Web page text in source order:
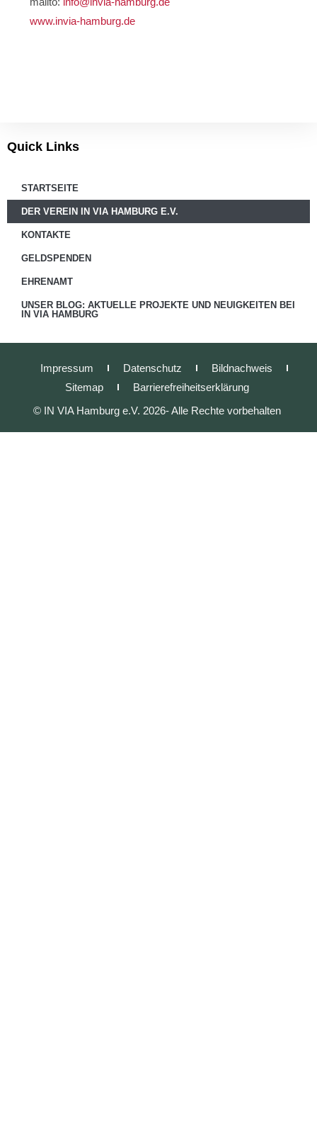
www.invia-hamburg.de
Quick Links
STARTSEITE
DER VEREIN IN VIA HAMBURG E.V.
KONTAKTE
GELDSPENDEN
EHRENAMT
UNSER BLOG: AKTUELLE PROJEKTE UND NEUIGKEITEN BEI
IN VIA HAMBURG
Impressum Datenschutz
Bildnachweis
Sitemap
Barrierefreiheitserklärung
© IN VIA Hamburg e.V. 2026- Alle Rechte vorbehalten